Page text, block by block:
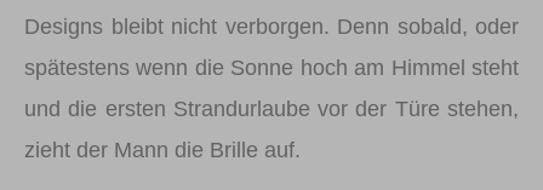
Designs bleibt nicht verborgen. Denn sobald, oder
spätestens wenn die Sonne hoch am Himmel steht
und die ersten Strandurlaube vor der Türe stehen,
zieht der Mann die Brille auf.